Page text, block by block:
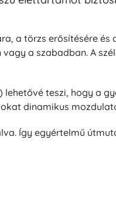
a törzs erősítésére és
a szabadban. A
lehetővé teszi, hogy a
dinamikus
Így egyértelmű